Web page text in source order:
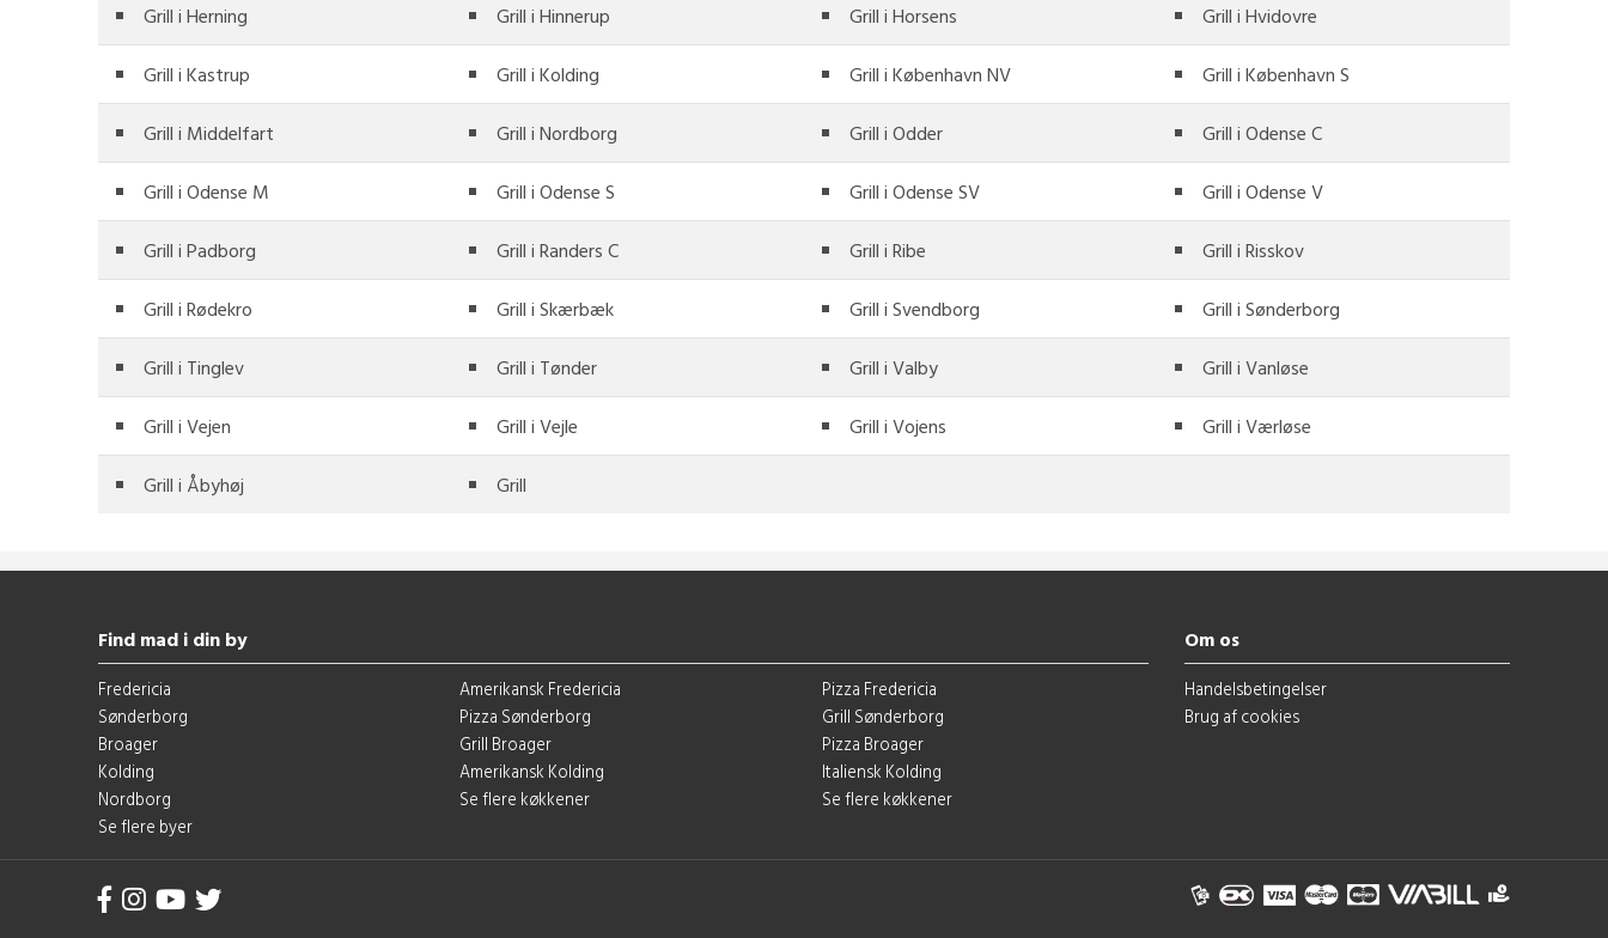
Grill i Herning Grill i Hinnerup Grill i Horsens Grill i Hvidovre
Grill i Kastrup Grill i Kolding Grill i København NV Grill i København S
Grill i Middelfart Grill i Nordborg Grill i Odder Grill i Odense C
Grill i Odense M Grill i Odense S Grill i Odense SV Grill i Odense V
Grill i Padborg Grill i Randers C Grill i Ribe Grill i Risskov
Grill i Rødekro Grill i Skærbæk Grill i Svendborg Grill i Sønderborg
Grill i Tinglev Grill i Tønder Grill i Valby Grill i Vanløse
Grill i Vejen Grill i Vejle Grill i Vojens Grill i Værløse
Grill i Åbyhøj Grill
Find mad i din by
Fredericia
Sønderborg
Broager
Kolding
Nordborg
Se flere byer
Amerikansk Fredericia
Pizza Sønderborg
Grill Broager
Amerikansk Kolding
Se flere køkkener
Pizza Fredericia
Grill Sønderborg
Pizza Broager
Italiensk Kolding
Se flere køkkener
Om os
Handelsbetingelser
Brug af cookies